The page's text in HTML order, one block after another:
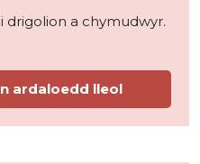
drigolion a chymudwyr.
ardaloedd lleol